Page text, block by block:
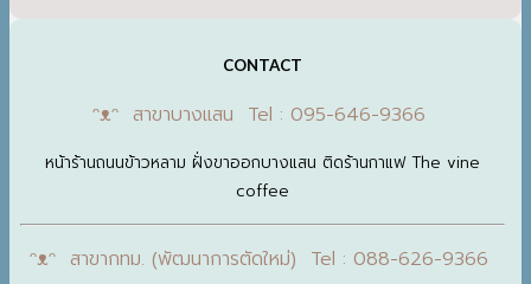
CONTACT
ᵔᴥᵔ สาขาบางแสน Tel : 095-646-9366
หน้าร้านถนนข้าวหลาม ฝั่งขาออกบางแสน ติดร้านกาแฟ The vine
coffee
ᵔᴥᵔ สาขากทม. (พัฒนาการตัดใหม่) Tel : 088-626-9366